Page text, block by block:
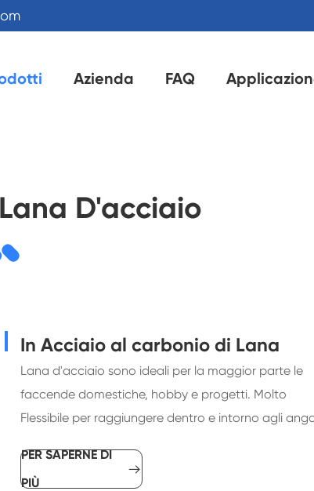
Azienda FAQ
D'acciaio
In Acciaio al carbonio di Lana
Lana d'acciaio sono ideali per la maggior parte le
faccende domestiche, hobby e progetti. Molto
Flessibile per raggiungere dentro e intorno agli
PER SAPERNE DI
PIÙ
